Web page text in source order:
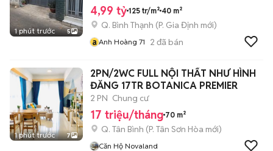
1 phút trước 5
4,99 tỷ 125 tr/m² 40 m²
Q. Bình Thạnh (P. Gia Định mới)
a Anh Hoàng 71 2 đã bán
1 phút trước 7
2PN/2WC FULL NỘI THẤT NHƯ HÌNH
ĐĂNG 17TR BOTANICA PREMIER
2 PN Chung cư
17 triệu/tháng 70 m²
Q. Tân Bình (P. Tân Sơn Hòa mới)
Căn Hộ Novaland